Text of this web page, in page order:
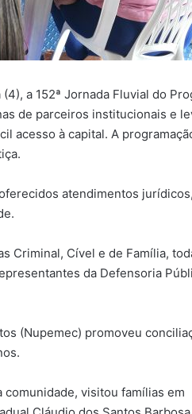
a 152ª Jornada Fluvial do
de parceiros institucionais e
acesso à capital. A
atendimentos jurídicos,
Criminal, Cível e de Família,
da Defensoria
(Nupemec) promoveu
visitou famílias em